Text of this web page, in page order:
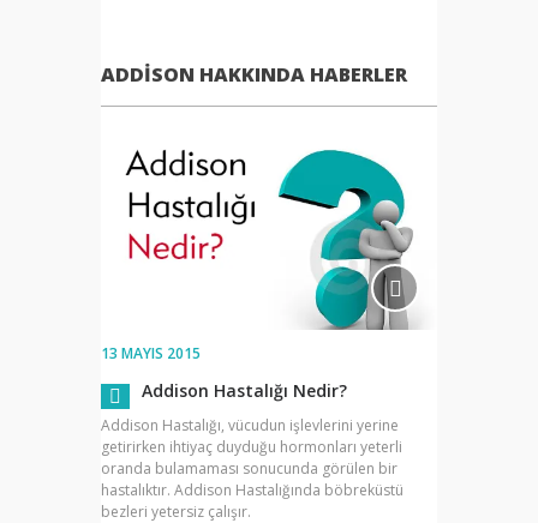
ADDISON HAKKINDA HABERLER
13 MAYIS 2015
Addison Hastalığı Nedir?
Addison Hastalığı, vücudun işlevlerini yerine
getirirken ihtiyaç duyduğu hormonları yeterli
oranda bulamaması sonucunda görülen bir
hastalıktır. Addison Hastalığında böbreküstü
bezleri yetersiz çalışır.